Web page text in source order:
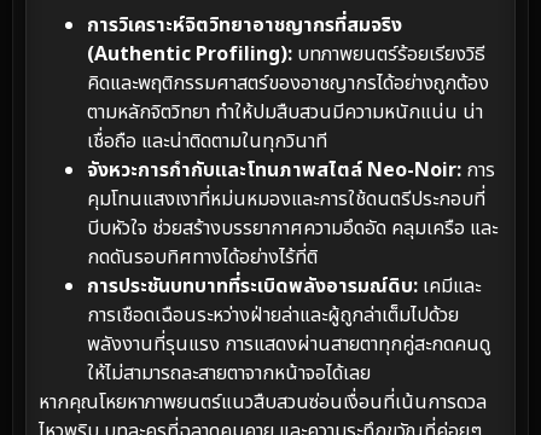
การวิเคราะห์จิตวิทยาอาชญากรที่สมจริง
(Authentic Profiling): บทภาพยนตร์ร้อยเรียงวิธี
คิดและพฤติกรรมศาสตร์ของอาชญากรได้อย่างถูกต้อง
ตามหลักจิตวิทยา ทำให้ปมสืบสวนมีความหนักแน่น น่า
เชื่อถือ และน่าติดตามในทุกวินาที
จังหวะการกำกับและโทนภาพสไตล์ Neo-Noir: การ
คุมโทนแสงเงาที่หม่นหมองและการใช้ดนตรีประกอบที่
บีบหัวใจ ช่วยสร้างบรรยากาศความอึดอัด คลุมเครือ และ
กดดันรอบทิศทางได้อย่างไร้ที่ติ
การประชันบทบาทที่ระเบิดพลังอารมณ์ดิบ: เคมีและ
การเชือดเฉือนระหว่างฝ่ายล่าและผู้ถูกล่าเต็มไปด้วย
พลังงานที่รุนแรง การแสดงผ่านสายตาทุกคู่สะกดคนดู
ให้ไม่สามารถละสายตาจากหน้าจอได้เลย
หากคุณโหยหาภาพยนตร์แนวสืบสวนซ่อนเงื่อนที่เน้นการดวล